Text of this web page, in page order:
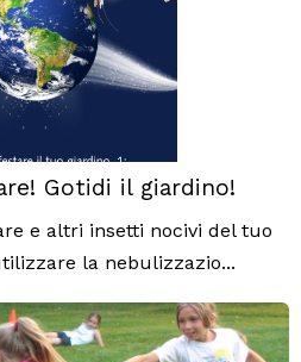
Gotidi il giardino!
e altri insetti nocivi del tuo
la nebulizzazio...